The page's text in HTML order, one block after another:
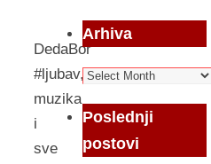
DedaBor
#ljubav,
muzika
i
sve
Arhiva
Arhiva
Poslednji
postovi